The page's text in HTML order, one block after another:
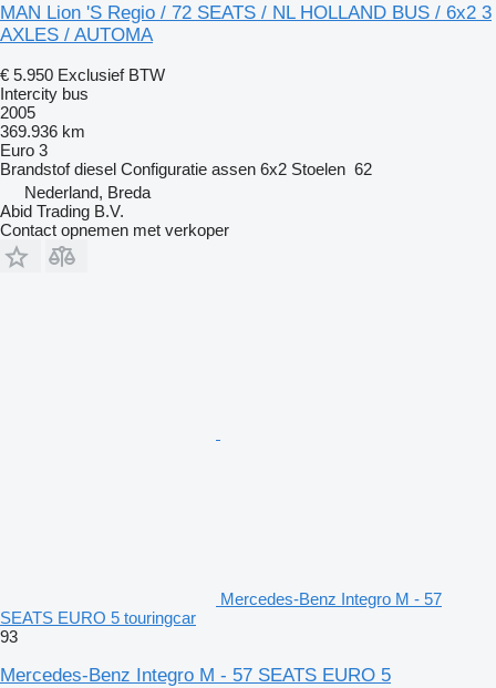
MAN Lion 'S Regio / 72 SEATS / NL HOLLAND BUS / 6x2 3
AXLES / AUTOMA
€ 5.950 Exclusief BTW
Intercity bus
2005
369.936 km
Euro 3
Brandstof diesel Configuratie assen 6x2 Stoelen 62
Nederland, Breda
Abid Trading B.V.
Contact opnemen met verkoper
Mercedes-Benz Integro M - 57
SEATS EURO 5 touringcar
93
Mercedes-Benz Integro M - 57 SEATS EURO 5